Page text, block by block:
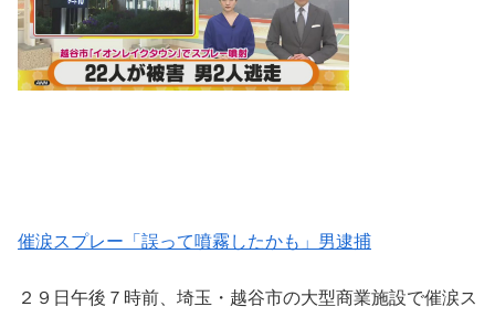
催涙スプレー「誤って噴霧したかも」男逮捕
２９日午後７時前、埼玉・越谷市の大型商業施設で催涙ス